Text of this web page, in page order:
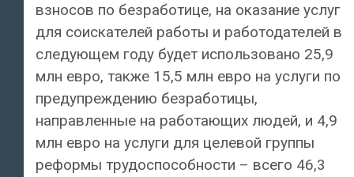
взносов по безработице, на оказание услуг
для соискателей работы и работодателей в
следующем году будет использовано 25,9
млн евро, также 15,5 млн евро на услуги по
предупреждению безработицы,
направленные на работающих людей, и 4,9
млн евро на услуги для целевой группы
реформы трудоспособности – всего 46,3